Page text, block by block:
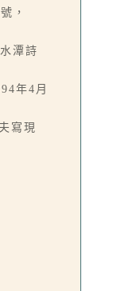
，
潭詩
年4月
寫現